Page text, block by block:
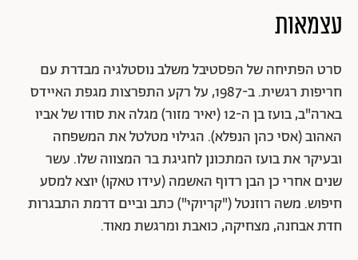
עצמאות
סרט הפתיחה של הפסטיבל משלב נוסטלגיה מבדרת עם
חריפות רגשית. ב-1987, על רקע התפרצות מגפת האיידס
בארה"ב, בועז בן ה-12 (יאיר מזור) מגלה את סודו של אביו
האהוב (אסי כהן הנפלא). הגילוי מטלטל את המשפחה
ובעיקר את בועז המתכונן לחגיגת בר המצווה שלו. עשר
שנים אחרי כן הבן רדוף האשמה (עידו טאקו) יוצא למסע
חיפוש. משה רוזנטל ("קריוקי") כתב וביים דרמת התבגרות
חדת אבחנה, מצחיקה, כואבת ומרגשת מאוד.